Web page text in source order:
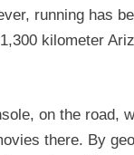
running has
kilometer
on the road,
there. By